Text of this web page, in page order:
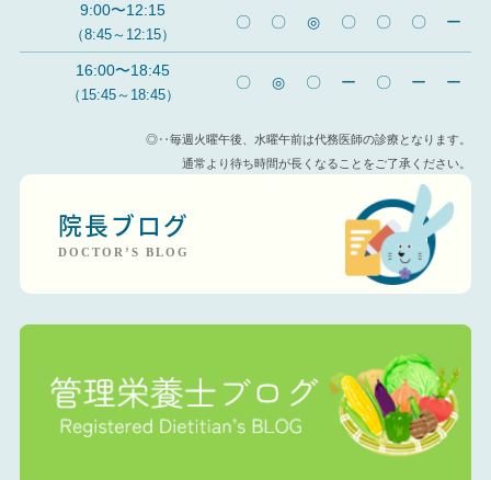
9:00〜12:15
（8:45～12:15）
〇 〇 ◎ 〇 〇 〇 ー
16:00〜18:45
（15:45～18:45）
〇 ◎ 〇 ー 〇 ー ー
◎‥毎週火曜午後、水曜午前は代務医師の診療となります。
通常より待ち時間が長くなることをご了承ください。
院長ブログ
DOCTOR’S BLOG